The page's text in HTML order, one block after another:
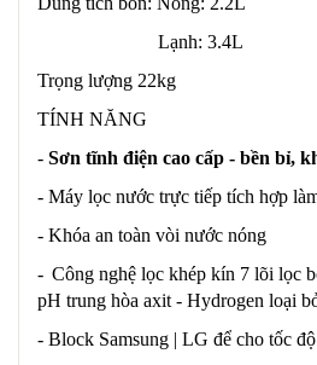
Lạnh: 3.4L
Trọng lượng 22kg
TÍNH NĂNG
- Sơn tĩnh điện cao cấp - bền bỉ,
- Máy lọc nước trực tiếp tích hợp
- Khóa an toàn vòi nước nóng
- Công nghệ lọc khép kín 7 lõi lọc
pH trung hòa axit - Hydrogen loại
- Block Samsung | LG để cho tốc